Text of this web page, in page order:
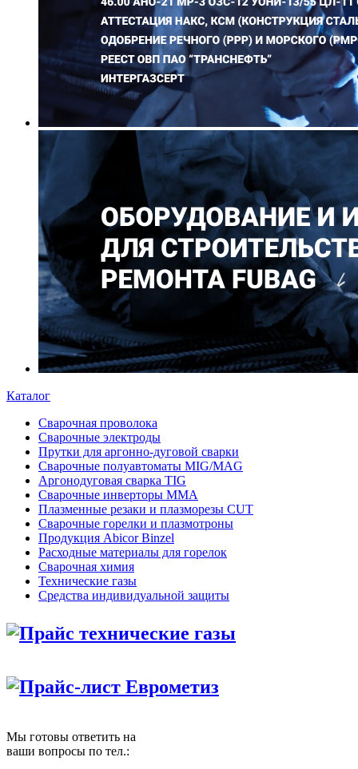
Каталог
Сварочная проволока
Сварочные электроды
Прутки для аргонно-дуговой сварки
Сварочные полуавтоматы MIG/MAG
Аргонодуговая сварка TIG
Сварочные инверторы MMA
Плазменные резаки и плазморезы CUT
Сварочные горелки и плазмотроны
Продукция Abicor Binzel
Расходные материалы для горелок
Сварочная химия
Технические газы
Средства индивидуальной защиты
Прайс технические газы
Прайс-лист Еврометиз
Мы готовы ответить на
ваши вопросы по тел.: